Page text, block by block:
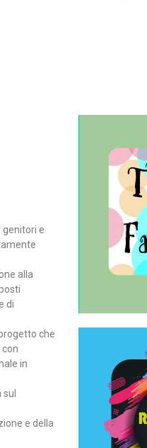
genitori e
alla
di
che
in
e della
per far
del